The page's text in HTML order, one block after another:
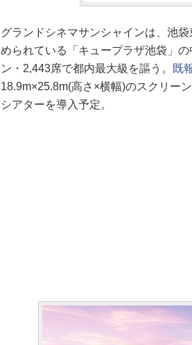
グランドシネマサンシャインは、池
められている「キュープラザ池袋」
ン・2,443席で都内最大級を謳う。
既
18.9m×25.8m(高さ×横幅)のスクリー
シアターを導入予定。